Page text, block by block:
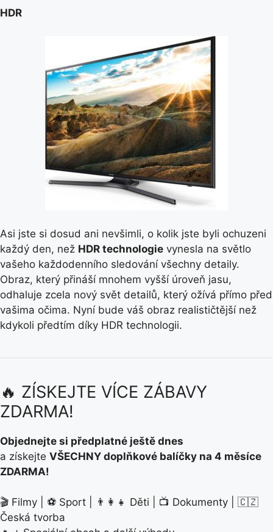
HDR
Asi jste si dosud ani nevšimli, o kolik jste byli ochuzeni
každý den, než HDR technologie vynesla na světlo
vašeho každodenního sledování všechny detaily.
Obraz, který přináší mnohem vyšší úroveň jasu,
odhaluje zcela nový svět detailů, který ožívá přímo před
vašima očima. Nyní bude váš obraz realističtější než
kdykoli předtím díky HDR technologii.
🔥 ZÍSKEJTE VÍCE ZÁBAVY
ZDARMA!
Objednejte si předplatné ještě dnes
a získejte VŠECHNY doplňkové balíčky na 4 měsíce
ZDARMA!
🎬 Filmy | ⚽ Sport | 👨‍👩‍👧 Děti | 📺 Dokumenty | 🇨🇿
Česká tvorba